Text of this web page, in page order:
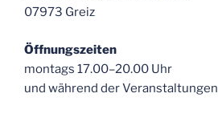
07973 Greiz
Öffnungszeiten
montags 17.00–20.00 Uhr
und während der Veranstaltungen